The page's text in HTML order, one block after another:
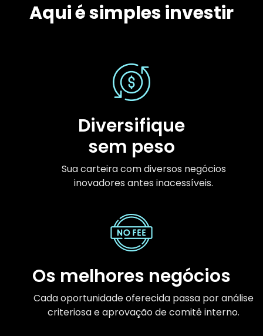
Aqui é simples investir
Diversifique
sem peso
Sua carteira com diversos negócios
inovadores antes inacessíveis.
Os melhores negócios
Cada oportunidade oferecida passa por análise
criteriosa e aprovação de comitê interno.